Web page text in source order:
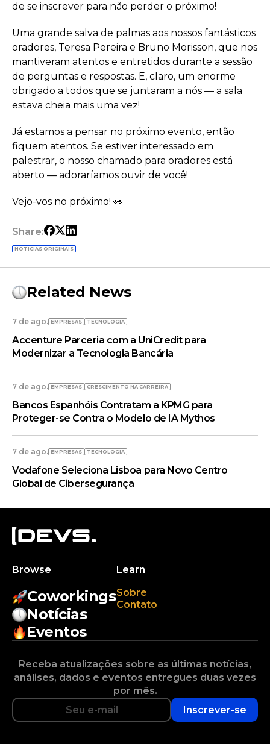
de se inscrever para não perder o próximo!
Uma grande salva de palmas aos nossos fantásticos
oradores, Teresa Pereira e Bruno Morisson, que nos
mantiveram atentos e entretidos durante a sessão
de perguntas e respostas. E, claro, um enorme
obrigado a todos que se juntaram a nós — a sala
estava cheia mais uma vez!
Já estamos a pensar no próximo evento, então
fiquem atentos. Se estiver interessado em
palestrar, o nosso chamado para oradores está
aberto — adoraríamos ouvir de você!
Vejo-vos no próximo! 👀
Share:
NOTÍCIAS ORIGINAIS
Related News
7 de ago. EMPRESAS TECNOLOGIA
Accenture Parceria com a UniCredit para
Modernizar a Tecnologia Bancária
7 de ago. EMPRESAS CRESCIMENTO NA CARREIRA
Bancos Espanhóis Contratam a KPMG para
Proteger-se Contra o Modelo de IA Mythos
7 de ago. EMPRESAS TECNOLOGIA
Vodafone Seleciona Lisboa para Novo Centro
Global de Cibersegurança
Browse
Coworkings
Notícias
Eventos
Learn
Sobre
Contato
Receba atualizações sobre as últimas notícias,
análises, dados e eventos entregues duas vezes
por mês.
Inscrever-se